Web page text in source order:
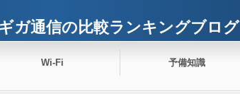
ガ通信の比較ランキングブログ
Wi-Fi 予備知識